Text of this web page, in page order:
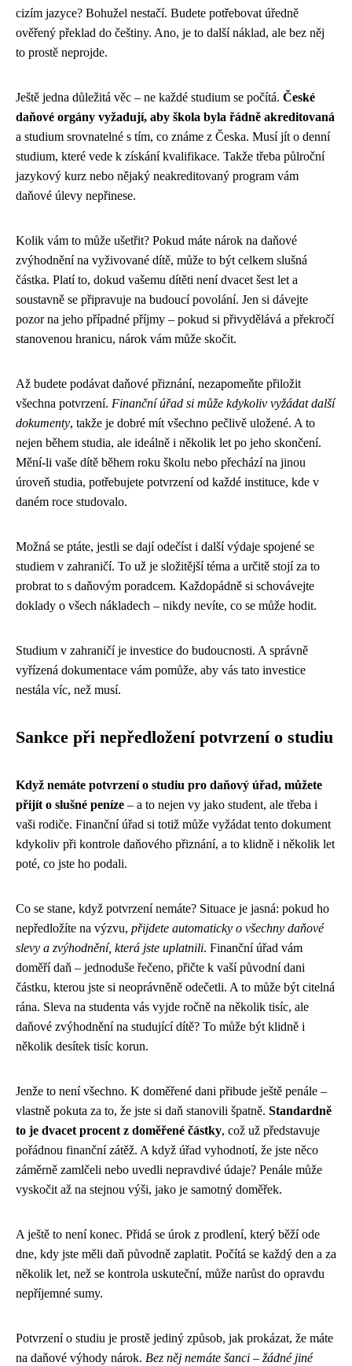
cizím jazyce? Bohužel nestačí. Budete potřebovat úředně
ověřený překlad do češtiny. Ano, je to další náklad, ale bez něj
to prostě neprojde.
Ještě jedna důležitá věc – ne každé studium se počítá. České
daňové orgány vyžadují, aby škola byla řádně akreditovaná
a studium srovnatelné s tím, co známe z Česka. Musí jít o denní
studium, které vede k získání kvalifikace. Takže třeba půlroční
jazykový kurz nebo nějaký neakreditovaný program vám
daňové úlevy nepřinese.
Kolik vám to může ušetřit? Pokud máte nárok na daňové
zvýhodnění na vyživované dítě, může to být celkem slušná
částka. Platí to, dokud vašemu dítěti není dvacet šest let a
soustavně se připravuje na budoucí povolání. Jen si dávejte
pozor na jeho případné příjmy – pokud si přivydělává a překročí
stanovenou hranicu, nárok vám může skočit.
Až budete podávat daňové přiznání, nezapomeňte přiložit
všechna potvrzení. Finanční úřad si může kdykoliv vyžádat další
dokumenty, takže je dobré mít všechno pečlivě uložené. A to
nejen během studia, ale ideálně i několik let po jeho skončení.
Mění-li vaše dítě během roku školu nebo přechází na jinou
úroveň studia, potřebujete potvrzení od každé instituce, kde v
daném roce studovalo.
Možná se ptáte, jestli se dají odečíst i další výdaje spojené se
studiem v zahraničí. To už je složitější téma a určitě stojí za to
probrat to s daňovým poradcem. Každopádně si schovávejte
doklady o všech nákladech – nikdy nevíte, co se může hodit.
Studium v zahraničí je investice do budoucnosti. A správně
vyřízená dokumentace vám pomůže, aby vás tato investice
nestála víc, než musí.
Sankce při nepředložení potvrzení o studiu
Když nemáte potvrzení o studiu pro daňový úřad, můžete
přijít o slušné peníze – a to nejen vy jako student, ale třeba i
vaši rodiče. Finanční úřad si totiž může vyžádat tento dokument
kdykoliv při kontrole daňového přiznání, a to klidně i několik let
poté, co jste ho podali.
Co se stane, když potvrzení nemáte? Situace je jasná: pokud ho
nepředložíte na výzvu, přijdete automaticky o všechny daňové
slevy a zvýhodnění, která jste uplatnili. Finanční úřad vám
doměří daň – jednoduše řečeno, přičte k vaší původní dani
částku, kterou jste si neoprávněně odečetli. A to může být citelná
rána. Sleva na studenta vás vyjde ročně na několik tisíc, ale
daňové zvýhodnění na studující dítě? To může být klidně i
několik desítek tisíc korun.
Jenže to není všechno. K doměřené dani přibude ještě penále –
vlastně pokuta za to, že jste si daň stanovili špatně. Standardně
to je dvacet procent z doměřené částky, což už představuje
pořádnou finanční zátěž. A když úřad vyhodnotí, že jste něco
záměrně zamlčeli nebo uvedli nepravdivé údaje? Penále může
vyskočit až na stejnou výši, jako je samotný doměřek.
A ještě to není konec. Přidá se úrok z prodlení, který běží ode
dne, kdy jste měli daň původně zaplatit. Počítá se každý den a za
několik let, než se kontrola uskuteční, může narůst do opravdu
nepříjemné sumy.
Potvrzení o studiu je prostě jediný způsob, jak prokázat, že máte
na daňové výhody nárok. Bez něj nemáte šanci – žádné jiné